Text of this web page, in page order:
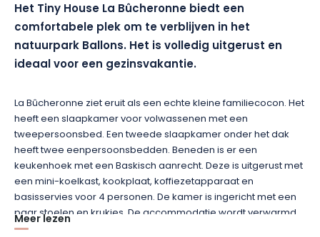
Het Tiny House La Bûcheronne biedt een
comfortabele plek om te verblijven in het
natuurpark Ballons. Het is volledig uitgerust en
ideaal voor een gezinsvakantie.
La Bûcheronne ziet eruit als een echte kleine familiecocon. Het
heeft een slaapkamer voor volwassenen met een
tweepersoonsbed. Een tweede slaapkamer onder het dak
heeft twee eenpersoonsbedden. Beneden is er een
keukenhoek met een Baskisch aanrecht. Deze is uitgerust met
een mini-koelkast, kookplaat, koffiezetapparaat en
basisservies voor 4 personen. De kamer is ingericht met een
paar stoelen en krukjes. De accommodatie wordt verwarmd
door een kachel met schoorsteeneffect.
Meer lezen